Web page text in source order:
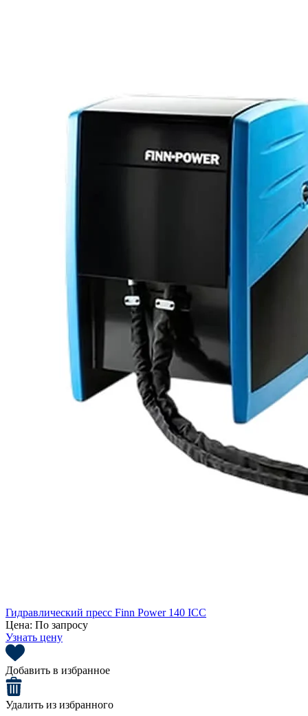
Гидравлический пресс Finn Power 140 ICC
Цена: По запросу
Узнать цену
Добавить в избранное
Удалить из избранного